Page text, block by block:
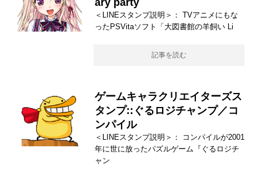
ary party
＜LINEスタンプ説明＞： TVアニメにもな
ったPSVitaソフト「大図書館の羊飼い Li
記事を読む
ゲームキャラクリエイターズス
タンプ::ぐるロジチャンプ／コ
ンパイル
＜LINEスタンプ説明＞： コンパイルが2001
年に世に放ったパズルゲーム『ぐるロジチ
ャン